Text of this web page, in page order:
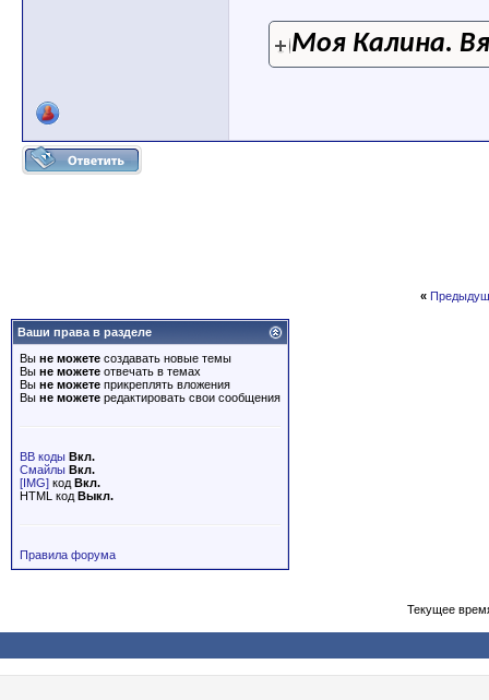
Моя Калина.
«
Ваши права в разделе
Вы не можете создавать новые темы
Вы не можете отвечать в темах
Вы не можете прикреплять вложения
Вы не можете редактировать свои сообщения
BB коды Вкл.
Смайлы Вкл.
[IMG] код Вкл.
HTML код Выкл.
Правила форума
Текущее